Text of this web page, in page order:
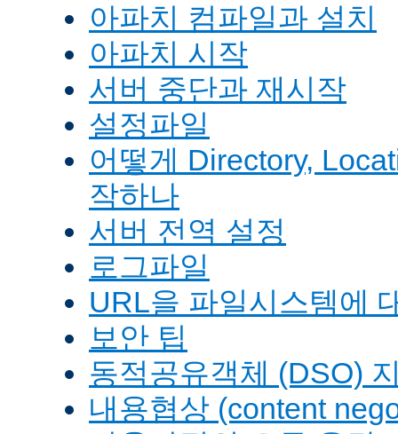
아파치 컴파일과 설치
아파치 시작
서버 중단과 재시작
설정파일
어떻게 Directory,
작하나
서버 전역 설정
로그파일
URL을 파일시스템에
보안 팁
동적공유객체 (DSO)
내용협상 (content